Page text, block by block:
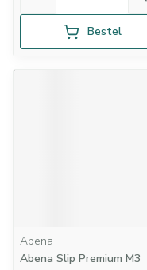
Bestel
Abena
Abena Slip Premium M3